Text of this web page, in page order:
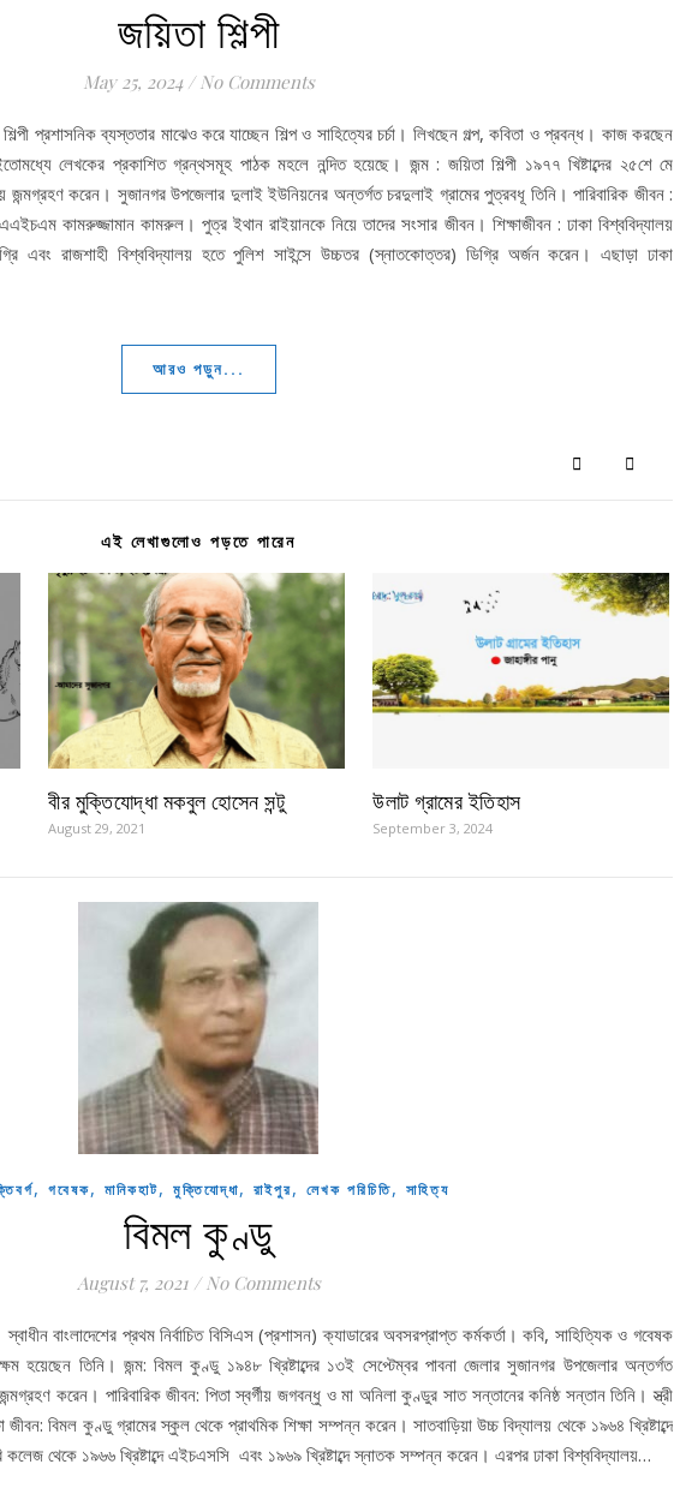
জয়িতা শিল্পী
May 25, 2024 / No Comments
প্রশাসনিক ব্যস্ততার মাঝেও করে যাচ্ছেন শিল্প ও সাহিত্যের চর্চা। লিখছেন গল্প, কবিতা ও প্রবন্ধ। কাজ করছেন
লেখকের প্রকাশিত গ্রন্থসমূহ পাঠক মহলে নন্দিত হয়েছে। জন্ম : জয়িতা শিল্পী ১৯৭৭ খিষ্টাব্দের ২৫শে মে
জন্মগ্রহণ করেন। সুজানগর উপজেলার দুলাই ইউনিয়নের অন্তর্গত চরদুলাই গ্রামের পুত্রবধূ তিনি। পারিবারিক জীবন :
কামরুজ্জামান কামরুল। পুত্র ইথান রাইয়ানকে নিয়ে তাদের সংসার জীবন। শিক্ষাজীবন : ঢাকা বিশ্ববিদ্যালয়
এবং রাজশাহী বিশ্ববিদ্যালয় হতে পুলিশ সাইন্সে উচ্চতর (স্নাতকোত্তর) ডিগ্রি অর্জন করেন। এছাড়া ঢাকা
আরও পড়ুন...
এই লেখাগুলোও পড়তে পারেন
বীর মুক্তিযোদ্ধা মকবুল হোসেন সন্টু
August 29, 2021
উলাট গ্রামের ইতিহাস
September 3, 2024
, গবেষক, মানিকহাট, মুক্তিযোদ্ধা, রাইপুর, লেখক পরিচিতি, সাহিত্য
বিমল কুণ্ডু
August 7, 2021 / No Comments
বাংলাদেশের প্রথম নির্বাচিত বিসিএস (প্রশাসন) ক্যাডারের অবসরপ্রাপ্ত কর্মকর্তা। কবি, সাহিত্যিক ও গবেষক
হয়েছেন তিনি। জন্ম: বিমল কুণ্ডু ১৯৪৮ খ্রিষ্টাব্দের ১৩ই সেপ্টেম্বর পাবনা জেলার সুজানগর উপজেলার অন্তর্গত
করেন। পারিবারিক জীবন: পিতা স্বর্গীয় জগবন্ধু ও মা অনিলা কুণ্ডুর সাত সন্তানের কনিষ্ঠ সন্তান তিনি। স্ত্রী
বিমল কুণ্ডু গ্রামের স্কুল থেকে প্রাথমিক শিক্ষা সম্পন্ন করেন। সাতবাড়িয়া উচ্চ বিদ্যালয় থেকে ১৯৬৪ খ্রিষ্টাব্দে
থেকে ১৯৬৬ খ্রিষ্টাব্দে এইচএসসি এবং ১৯৬৯ খ্রিষ্টাব্দে স্নাতক সম্পন্ন করেন। এরপর ঢাকা বিশ্ববিদ্যালয়…